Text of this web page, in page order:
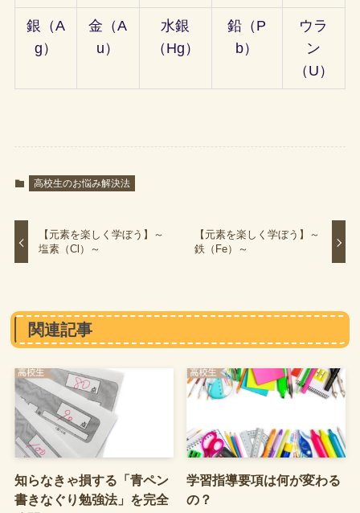
銀（A
g）
金（A
u）
水銀
（Hg）
鉛（P
b）
ウラ
ン
（U）
高校生のお悩み解決法
【元素を楽しく学ぼう】～
塩素（Cl）～
【元素を楽しく学ぼう】～
鉄（Fe）～
関連記事
知らなきゃ損する「青ペン
書きなぐり勉強法」を完全
学習指導要項は何が変わる
の？